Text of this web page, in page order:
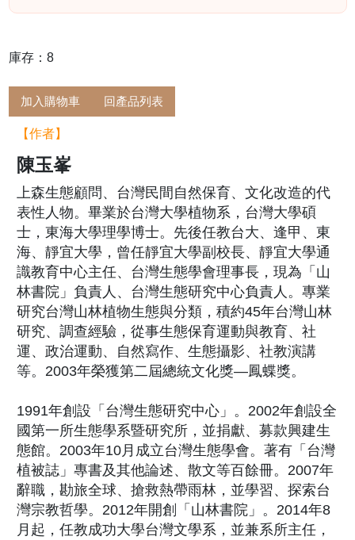
庫存：8
加入購物車 回產品列表
【作者】
陳玉峯
上森生態顧問、台灣民間自然保育、文化改造的代
表性人物。畢業於台灣大學植物系，台灣大學碩
士，東海大學理學博士。先後任教台大、逢甲、東
海、靜宜大學，曾任靜宜大學副校長、靜宜大學通
識教育中心主任、台灣生態學會理事長，現為「山
林書院」負責人、台灣生態研究中心負責人。專業
研究台灣山林植物生態與分類，積約45年台灣山林
研究、調查經驗，從事生態保育運動與教育、社
運、政治運動、自然寫作、生態攝影、社教演講
等。2003年榮獲第二屆總統文化獎—鳳蝶獎。
1991年創設「台灣生態研究中心」。2002年創設全
國第一所生態學系暨研究所，並捐獻、募款興建生
態館。2003年10月成立台灣生態學會。著有「台灣
植被誌」專書及其他論述、散文等百餘冊。2007年
辭職，勘旅全球、搶救熱帶雨林，並學習、探索台
灣宗教哲學。2012年開創「山林書院」。2014年8
月起，任教成功大學台灣文學系，並兼系所主任，